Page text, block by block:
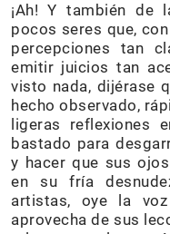
¡Ah! Y también de
pocos seres que,
percepciones tan
emitir juicios tan
visto nada, dijérase
hecho observado,
ligeras reflexiones
bastado para
y hacer que sus
en su fría
artistas, oye la
aprovecha de sus